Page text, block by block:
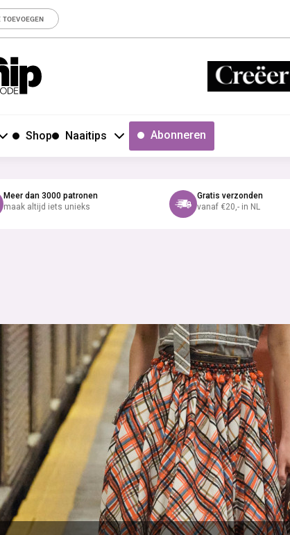
Shop Naaitips Abonneren
Meer dan 3000 patronen
maak altijd iets unieks
Gratis verzonden
vanaf €20,- in NL